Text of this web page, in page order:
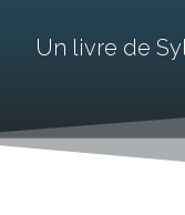
Un livre de